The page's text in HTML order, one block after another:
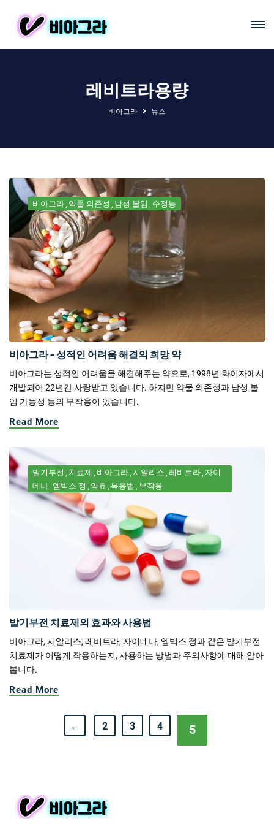
레비트라용량
비아그라 뉴스
비아그라 약물 의존성 남성 불임 수정능
비아그라 - 성적인 어려움 해결의 희망 약
비아그라는 성적인 어려움을 해결해주는 약으로, 1998년 화이자에서
개발되어 22년간 사랑받고 있습니다. 하지만 약물 의존성과 남성 불
임 가능성 등의 부작용이 있습니다.
Read More
발기부전 치료제 비아그라 시알리스 레비트라 자이
데나 엠빅스 정 약효 복용법 부작용
발기부전 치료제의 효과와 사용법
비아그라, 시알리스, 레비트라, 자이데나, 엠빅스 정과 같은 발기부전
치료제가 어떻게 작용하는지, 사용하는 방법과 주의사항에 대해 알아
봅니다.
Read More
← 2 3 4 5